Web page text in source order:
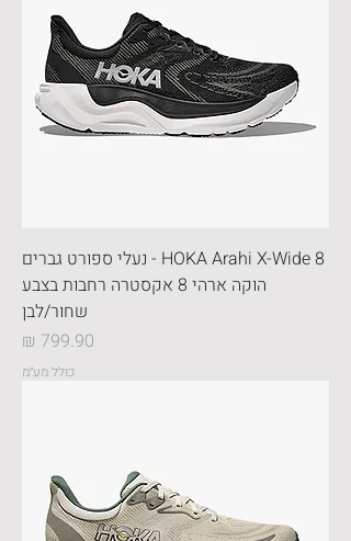
HOKA Arahi X-Wide 8 - נעלי ספורט גברים
הוקה ארהי 8 אקסטרה רחבות בצבע
שחור/לבן
מחיר
כולל מע״מ